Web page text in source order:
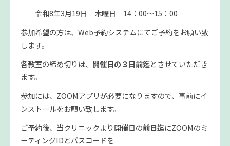
令和8年3月19日 木曜日 14：00～15：00
参加希望の方は、Web予約システムにてご予約をお願い致
します。
各教室の締め切りは、 開催日の３日前迄とさせていただき
ます。
参加には、ZOOMアプリが必要になりますので、事前にイ
ンストールをお願い致します。
ご予約後、当クリニックより開催日の前日迄にZOOMのミ
ーティングIDとパスコードを